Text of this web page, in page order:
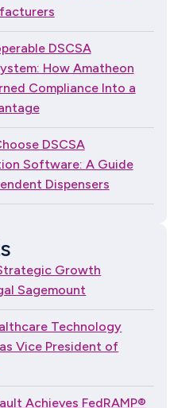
DSCSA
How Amatheon
Compliance Into a
DSCSA
Software: A Guide
Dispensers
Growth
Sagemount
Technology
Vice President of
Achieves FedRAMP®